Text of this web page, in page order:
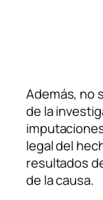
Además, no
de la
legal del
resultados
de la causa.